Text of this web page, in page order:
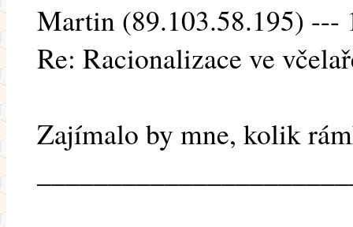
Martin (89.103.58.195) ---
Re: Racionalizace ve
Zajímalo by mne, kolik